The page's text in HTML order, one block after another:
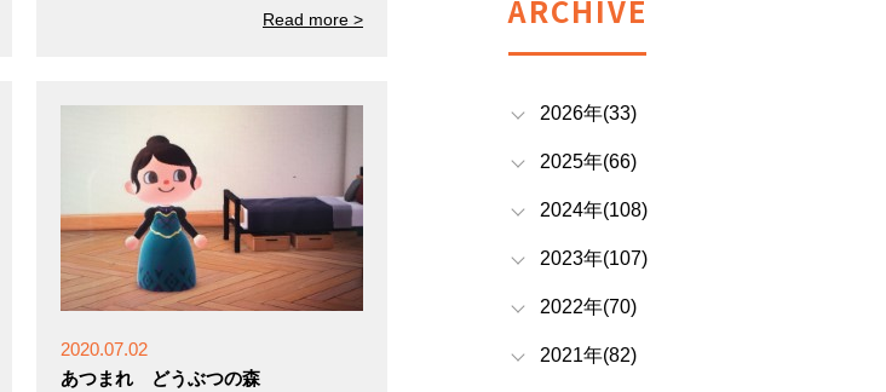
Read more >
2020.07.02
あつまれ どうぶつの森
ARCHIVE
2026年(33)
2025年(66)
2024年(108)
2023年(107)
2022年(70)
2021年(82)